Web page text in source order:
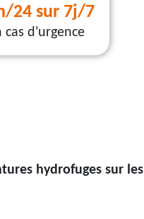
24 sur 7j/7
cas d'urgence
hydrofuges sur les